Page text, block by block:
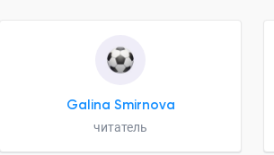
Galina Smirnova
читатель